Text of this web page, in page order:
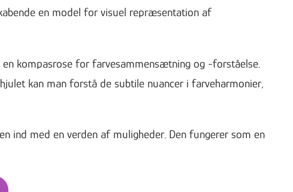
en model for visuel repræsentation af
kompasrose for farvesammensætning og -forståelse.
kan man forstå de subtile nuancer i farveharmonier,
ind med en verden af muligheder. Den fungerer som en